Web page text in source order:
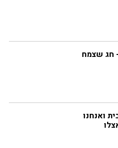
חג שצמח
ואנחנו